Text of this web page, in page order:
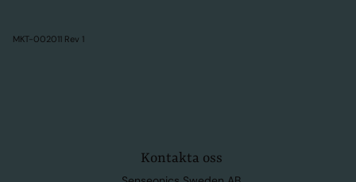
MKT-002011 Rev 1
Kontakta oss